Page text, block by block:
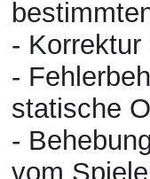
-
-
statische
-
vom